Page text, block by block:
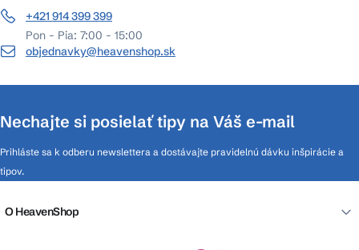
+421 914 399 399
Pon - Pia: 7:00 - 15:00
objednavky@heavenshop.sk
Nechajte si posielať tipy na Váš e-mail
Prihláste sa k odberu newslettera a dostávajte pravidelnú dávku inšpirácie a
tipov.
O HeavenShop